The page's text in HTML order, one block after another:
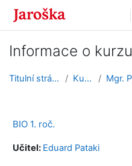
Přejít k hlavnímu obsahu
Informace o kurzu
Titulní stránka Kurzy
BIO 1. roč.
Učitel: Eduard Pataki